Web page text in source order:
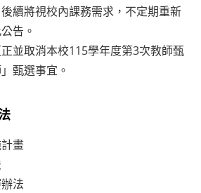
續將視校內課務需求，不定期重新
告。
正並取消本校115學年度第3次教師甄
甄選事宜。
畫
法